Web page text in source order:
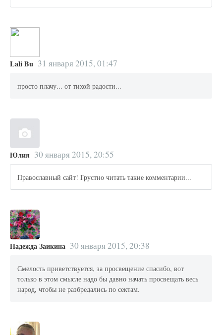
Lali Bu 31 января 2015, 01:47
просто плачу... от тихой радости...
Юлия 30 января 2015, 20:55
Православный сайт! Грустно читать такие комментарии...
Надежда Заикина 30 января 2015, 20:38
Смелость приветствуется, за просвещение спасибо, вот
только в этом смысле надо бы давно начать просвещать весь
народ, чтобы не разбредались по сектам.